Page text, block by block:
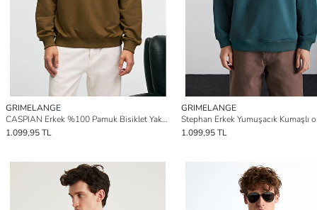
GRIMELANGE
CASPIAN Erkek %100 Pamuk Bisiklet Yaka Karyoka Dikişli Baskılı HAKİ Sweatshirt
1.099,95 TL
GRIMELANGE
1.099,95 TL